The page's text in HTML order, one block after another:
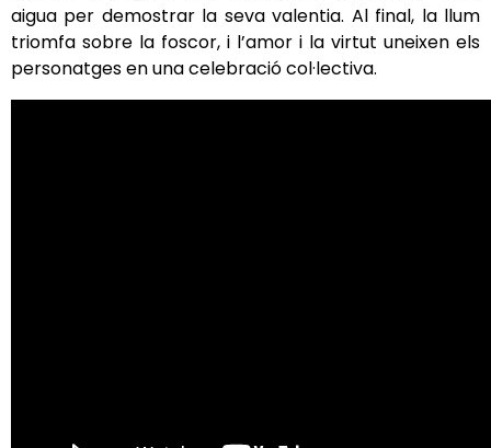
aigua per demostrar la seva valentia. Al final, la llum
triomfa sobre la foscor, i l’amor i la virtut uneixen els
personatges en una celebració col·lectiva.